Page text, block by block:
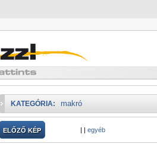
KATEGÓRIA: makró
ELŐZŐ KÉP | | egyéb